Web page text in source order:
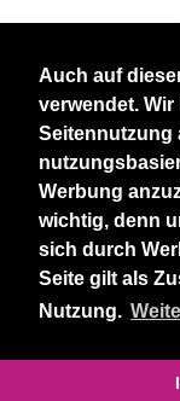
Auch auf
verwendet.
Seitennutzung
Werbung
wichtig, denn
sich durch
Seite gilt als
Nutzung.
Nehmen Sie